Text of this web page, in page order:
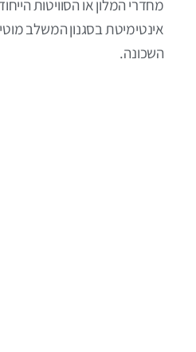
מחדרי המלון או הסוויטות
אינטימיטת בסגנון המשלב
השכונה.